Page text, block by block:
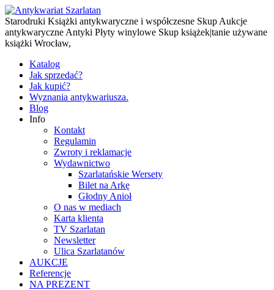
Starodruki Książki antykwaryczne i współczesne Skup Aukcje
antykwaryczne Antyki Płyty winylowe Skup książek|tanie używane
książki Wrocław,
Katalog
Jak sprzedać?
Jak kupić?
Wyznania antykwariusza.
Blog
Info
Kontakt
Regulamin
Zwroty i reklamacje
Wydawnictwo
Szarlatańskie Wersety
Bilet na Arkę
Głodny Anioł
O nas w mediach
Karta klienta
TV Szarlatan
Newsletter
Ulica Szarlatanów
AUKCJE
Referencje
NA PREZENT